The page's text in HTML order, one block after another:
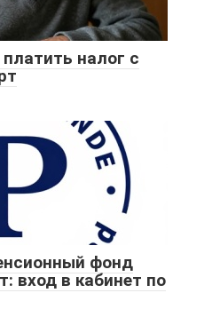
налог с
фонд
вход в кабинет по